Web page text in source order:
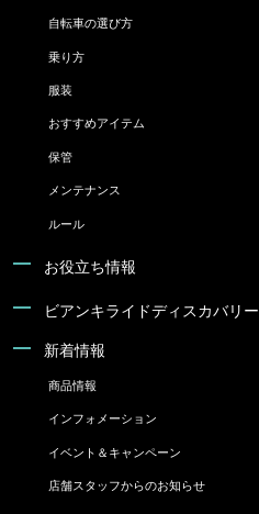
自転車の選び方
乗り方
服装
おすすめアイテム
保管
メンテナンス
ルール
お役立ち情報
ビアンキライドディスカバリー
新着情報
商品情報
インフォメーション
イベント＆キャンペーン
店舗スタッフからのお知らせ